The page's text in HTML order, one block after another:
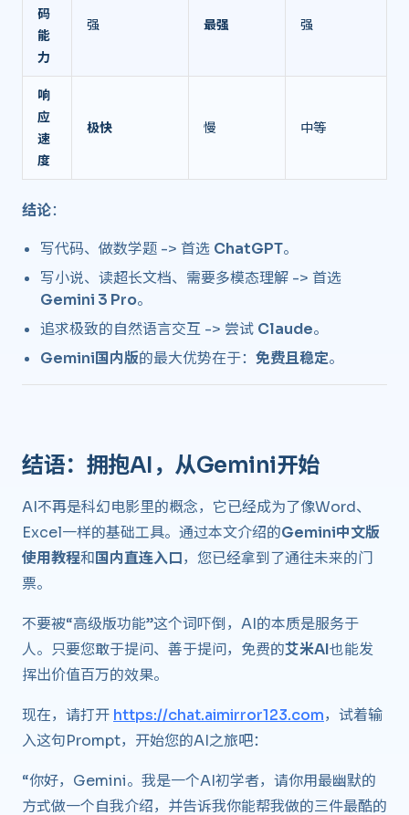
码
能
力
强 最强 强
响
应
速
度
极快 慢 中等
结论：
写代码、做数学题 -> 首选 ChatGPT。
写小说、读超长文档、需要多模态理解 -> 首选
Gemini 3 Pro。
追求极致的自然语言交互 -> 尝试 Claude。
Gemini国内版的最大优势在于： 免费且稳定。
结语：拥抱AI，从Gemini开始 ​
AI不再是科幻电影里的概念，它已经成为了像Word、
Excel一样的基础工具。通过本文介绍的Gemini中文版
使用教程和国内直连入口，您已经拿到了通往未来的门
票。
不要被“高级版功能”这个词吓倒，AI的本质是服务于
人。只要您敢于提问、善于提问，免费的艾米AI也能发
挥出价值百万的效果。
现在，请打开 https://chat.aimirror123.com，试着输
入这句Prompt，开始您的AI之旅吧：
“你好，Gemini。我是一个AI初学者，请你用最幽默的
方式做一个自我介绍，并告诉我你能帮我做的三件最酷的